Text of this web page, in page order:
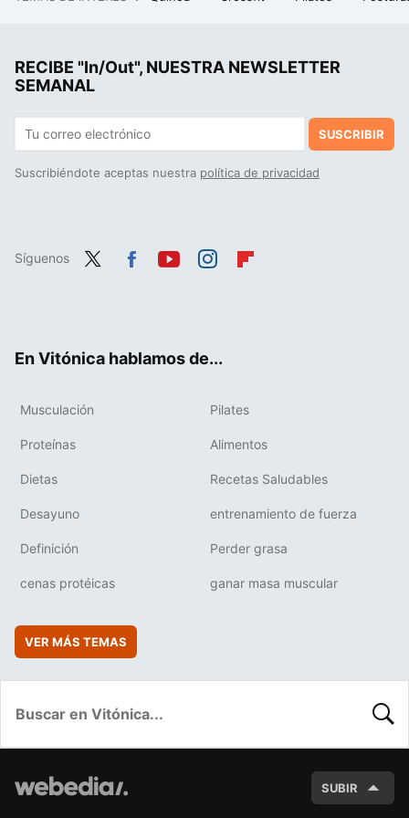
Tenemos un problema con el futuro del cemento y con el exceso de plástico. A alguien se le ha ocurrido lo más obvio
RECIBE "In/Out", NUESTRA NEWSLETTER
SEMANAL
SUSCRIBIR
Suscribiéndote aceptas nuestra política de privacidad
Síguenos
En Vitónica hablamos de...
Musculación Pilates
Proteínas Alimentos
Dietas Recetas Saludables
Desayuno entrenamiento de fuerza
Definición Perder grasa
cenas protéicas ganar masa muscular
VER MÁS TEMAS
SUBIR